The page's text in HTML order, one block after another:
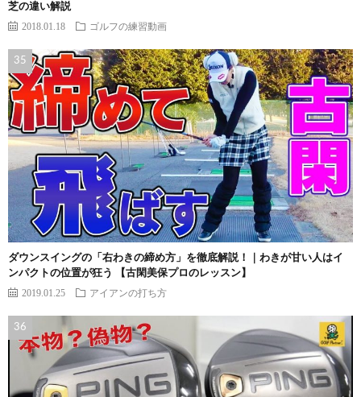
芝の違い解説
2018.01.18 ゴルフの練習動画
ダウンスイングの「右わきの締め方」を徹底解説！｜わきが甘い人はイ
ンパクトの位置が狂う 【古閑美保プロのレッスン】
2019.01.25 アイアンの打ち方